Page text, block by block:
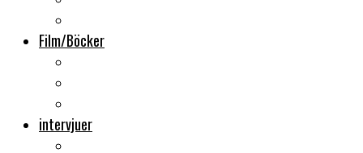
Film/Böcker
intervjuer